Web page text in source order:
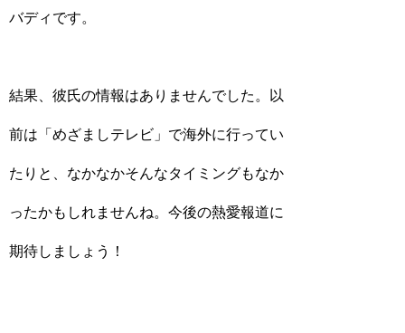
バディです。
結果、彼氏の情報はありませんでした。以
前は「めざましテレビ」で海外に行ってい
たりと、なかなかそんなタイミングもなか
ったかもしれませんね。今後の熱愛報道に
期待しましょう！